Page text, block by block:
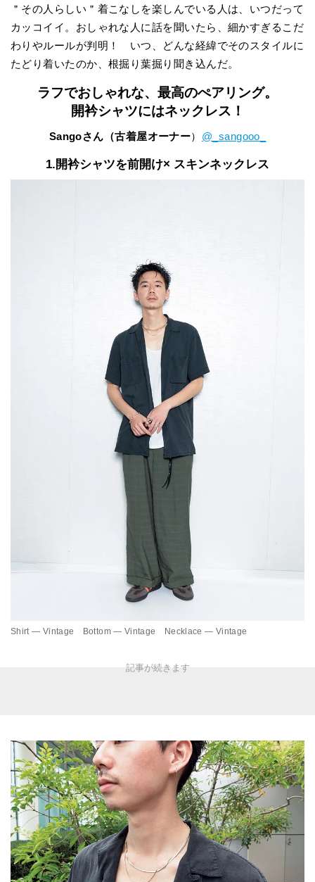
＂その人らしい＂着こなしを楽しんでいる人は、いつだって
カッコイイ。おしゃれな人に話を聞いたら、細かすぎるこだ
わりやルールが判明！ いつ、どんな経緯でそのスタイルに
たどり着いたのか、根掘り葉掘り聞き込んだ。
ラフでおしゃれな、最高のぺアリング。
開衿シャツにはネックレス！
Sangoさん（古着屋オーナー） @_sangooo_
1.開衿シャツを前開け× スキンネックレス
Shirt — Vintage Bottom — Vintage Necklace — Vintage